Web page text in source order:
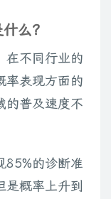
么？
在不同行业的
率表现方面的
的普及速度不
85%的诊断准
概率上升到